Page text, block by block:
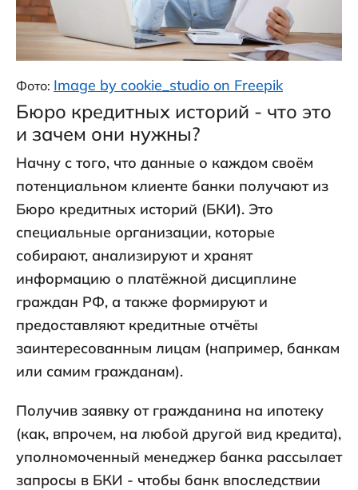
Фото: Image by cookie_studio on Freepik
Бюро кредитных историй - что это
и зачем они нужны?
Начну с того, что данные о каждом своём
потенциальном клиенте банки получают из
Бюро кредитных историй (БКИ). Это
специальные организации, которые
собирают, анализируют и хранят
информацию о платёжной дисциплине
граждан РФ, а также формируют и
предоставляют кредитные отчёты
заинтересованным лицам (например, банкам
или самим гражданам).
Получив заявку от гражданина на ипотеку
(как, впрочем, на любой другой вид кредита),
уполномоченный менеджер банка рассылает
запросы в БКИ - чтобы банк впоследствии